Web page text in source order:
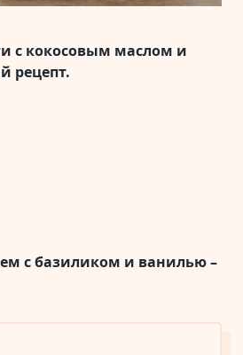
с кокосовым маслом и
рецепт.
с базиликом и ванилью –